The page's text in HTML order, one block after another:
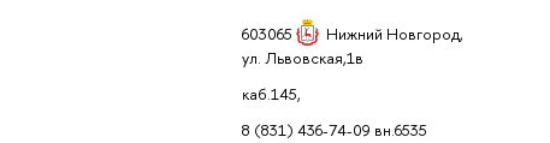
603065 Нижний Новгород,
ул. Львовская,1в
каб.145,
8 (831) 436-74-09 вн.6535